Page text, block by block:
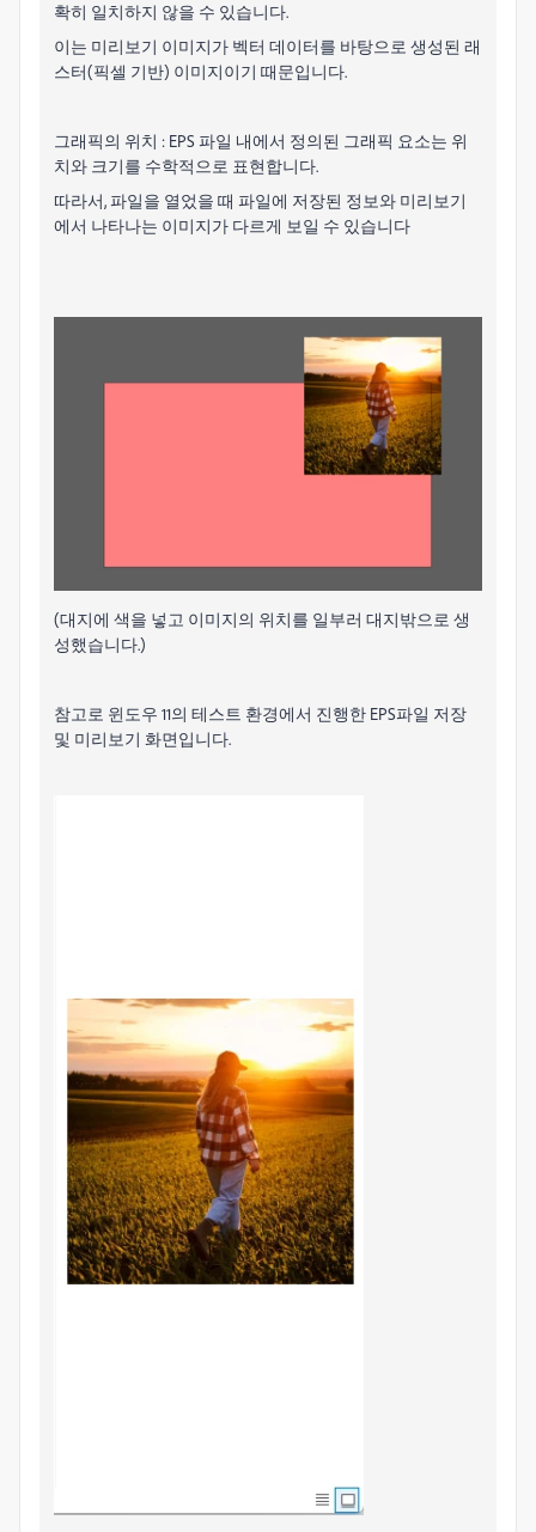
확히 일치하지 않을 수 있습니다.
이는 미리보기 이미지가 벡터 데이터를 바탕으로 생성된 래
스터(픽셀 기반) 이미지이기 때문입니다.
그래픽의 위치 : EPS 파일 내에서 정의된 그래픽 요소는 위
치와 크기를 수학적으로 표현합니다.
따라서, 파일을 열었을 때 파일에 저장된 정보와 미리보기
에서 나타나는 이미지가 다르게 보일 수 있습니다
(대지에 색을 넣고 이미지의 위치를 일부러 대지밖으로 생
성했습니다.)
참고로 윈도우 11의 테스트 환경에서 진행한 EPS파일 저장
및 미리보기 화면입니다.